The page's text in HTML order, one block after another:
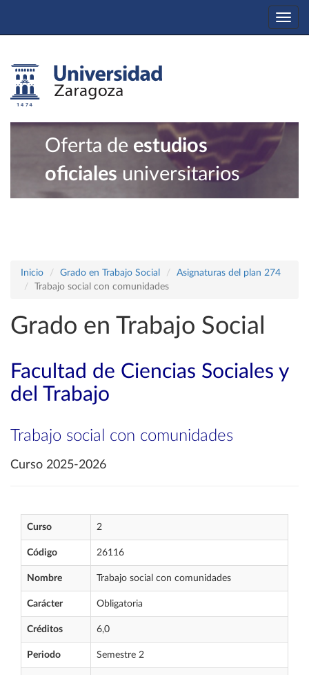
Oferta de estudios
oficiales universitarios
Inicio Grado en Trabajo Social
Asignaturas del plan 274
Trabajo social con comunidades
Grado en Trabajo Social
Facultad de Ciencias Sociales y
del Trabajo
Trabajo social con comunidades
Curso 2025-2026
Curso 2
Código 26116
Nombre Trabajo social con comunidades
Carácter Obligatoria
Créditos 6,0
Periodo Semestre 2